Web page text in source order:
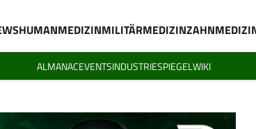
HUMANMEDIZINMILITÄRMEDIZIN
ALMANACEVENTSINDUSTRIESPIEGELWIKI